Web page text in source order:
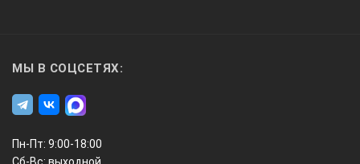
МЫ В СОЦСЕТЯХ:
Пн-Пт: 9:00-18:00